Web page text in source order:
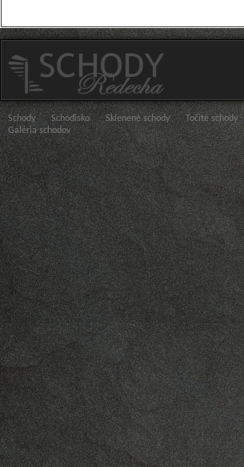
Schody Schodisko Sklenené schody Točité schody
Galéria schodov